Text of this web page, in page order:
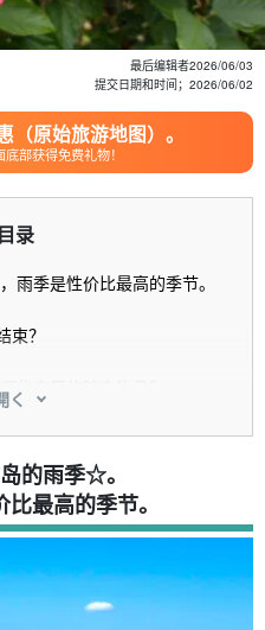
最后编辑者2026/06/03
提交日期和时间； 2026/06/02
（原始旅游地图）。
部获得免费礼物！
目录
季是性价比最高的季节。
束？
些实用的随身物品？
岛的雨季活动
里才能体验到的采珠经历。
く
的雨季☆。
最高的季节。